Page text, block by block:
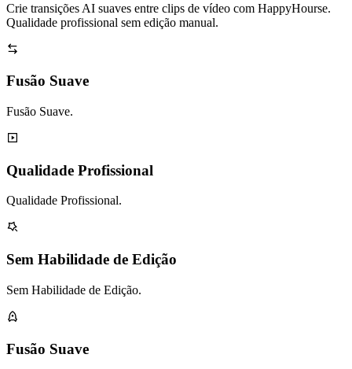
Crie transições AI suaves entre clips de vídeo com HappyHourse.
Qualidade profissional sem edição manual.
Fusão Suave
Fusão Suave.
Qualidade Profissional
Qualidade Profissional.
Sem Habilidade de Edição
Sem Habilidade de Edição.
Fusão Suave